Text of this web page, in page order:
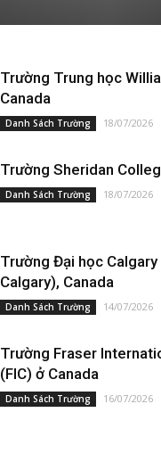
Trường Trung học
Canada
Danh Sách Trường 18/07/2026
Trường Sheridan
Danh Sách Trường 18/07/2026
Trường Đại học
Calgary), Canada
Danh Sách Trường 14/07/2026
Trường Fraser
(FIC) ở Canada
Danh Sách Trường 16/07/2026